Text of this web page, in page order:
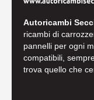
Autoricambi
ricambi di
pannelli per ogni
compatibili,
trova quello che